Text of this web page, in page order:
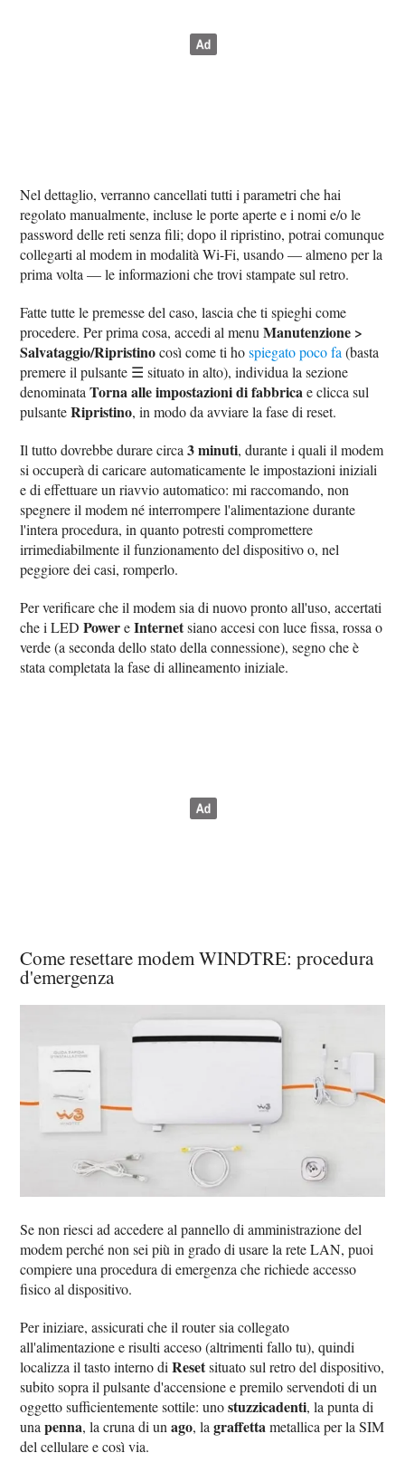
Nel dettaglio, verranno cancellati tutti i parametri che hai
regolato manualmente, incluse le porte aperte e i nomi e/o le
password delle reti senza fili; dopo il ripristino, potrai comunque
collegarti al modem in modalità Wi-Fi, usando — almeno per la
prima volta — le informazioni che trovi stampate sul retro.
Fatte tutte le premesse del caso, lascia che ti spieghi come
procedere. Per prima cosa, accedi al menuManutenzione >
Salvataggio/Ripristinocosì come ti hospiegato poco fa (basta
premere il pulsante ☰ situato in alto), individua la sezione
denominataTorna alle impostazioni di fabbricae clicca sul
pulsanteRipristino, in modo da avviare la fase di reset.
Il tutto dovrebbe durare circa3 minuti, durante i quali il modem
si occuperà di caricare automaticamente le impostazioni iniziali
e di effettuare un riavvio automatico: mi raccomando, non
spegnere il modem né interrompere l'alimentazione durante
l'intera procedura, in quanto potresti compromettere
irrimediabilmente il funzionamento del dispositivo o, nel
peggiore dei casi, romperlo.
Per verificare che il modem sia di nuovo pronto all'uso, accertati
che i LEDPowereInternetsiano accesi con luce fissa, rossa o
verde (a seconda dello stato della connessione), segno che è
stata completata la fase di allineamento iniziale.
Come resettare modem WINDTRE: procedura
d'emergenza
Se non riesci ad accedere al pannello di amministrazione del
modem perché non sei più in grado di usare la rete LAN, puoi
compiere una procedura di emergenza che richiede accesso
fisico al dispositivo.
Per iniziare, assicurati che il router sia collegato
all'alimentazione e risulti acceso (altrimenti fallo tu), quindi
localizza il tasto interno diResetsituato sul retro del dispositivo,
subito sopra il pulsante d'accensione e premilo servendoti di un
oggetto sufficientemente sottile: unostuzzicadenti, la punta di
unapenna, la cruna di unago, lagraffetta metallica per la SIM
del cellulare e così via.